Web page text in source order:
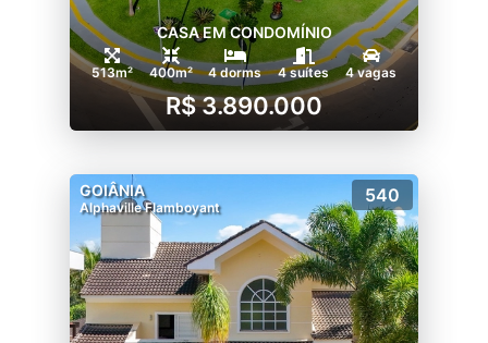
CASA EM CONDOMÍNIO
513m² 400m² 4 dorms 4 suítes 4 vagas
R$ 3.890.000
GOIÂNIA
Alphaville Flamboyant
540